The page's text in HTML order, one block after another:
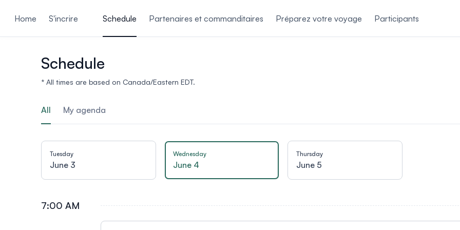
Home
S'incrire Schedule Partenaires et commanditaires Préparez votre voyage Participants
Schedule
* All times are based on Canada/Eastern EDT.
All My agenda
Tuesday
June 3
Wednesday
June 4
Thursday
June 5
7:00 AM